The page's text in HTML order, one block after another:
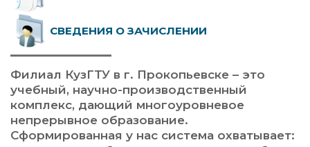
СВЕДЕНИЯ О ЗАЧИСЛЕНИИ
Филиал КузГТУ в г. Прокопьевске – это
учебный, научно-производственный
комплекс, дающий многоуровневое
непрерывное образование.
Сформированная у нас система охватывает: